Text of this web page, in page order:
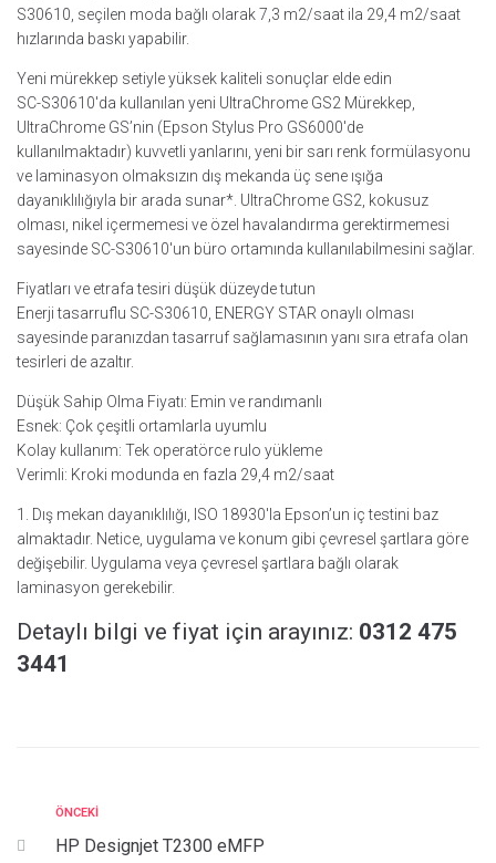
S30610, seçilen moda bağlı olarak 7,3 m2/saat ila 29,4 m2/saat
hızlarında baskı yapabilir.
Yeni mürekkep setiyle yüksek kaliteli sonuçlar elde edin
SC-S30610′da kullanılan yeni UltraChrome GS2 Mürekkep,
UltraChrome GS’nin (Epson Stylus Pro GS6000′de
kullanılmaktadır) kuvvetli yanlarını, yeni bir sarı renk formülasyonu
ve laminasyon olmaksızın dış mekanda üç sene ışığa
dayanıklılığıyla bir arada sunar*. UltraChrome GS2, kokusuz
olması, nikel içermemesi ve özel havalandırma gerektirmemesi
sayesinde SC-S30610′un büro ortamında kullanılabilmesini sağlar.
Fiyatları ve etrafa tesiri düşük düzeyde tutun
Enerji tasarruflu SC-S30610, ENERGY STAR onaylı olması
sayesinde paranızdan tasarruf sağlamasının yanı sıra etrafa olan
tesirleri de azaltır.
Düşük Sahip Olma Fiyatı: Emin ve randımanlı
Esnek: Çok çeşitli ortamlarla uyumlu
Kolay kullanım: Tek operatörce rulo yükleme
Verimli: Kroki modunda en fazla 29,4 m2/saat
1. Dış mekan dayanıklılığı, ISO 18930′la Epson’un iç testini baz
almaktadır. Netice, uygulama ve konum gibi çevresel şartlara göre
değişebilir. Uygulama veya çevresel şartlara bağlı olarak
laminasyon gerekebilir.
Detaylı bilgi ve fiyat için arayınız: 0312 475
3441
ÖNCEKI
HP Designjet T2300 eMFP